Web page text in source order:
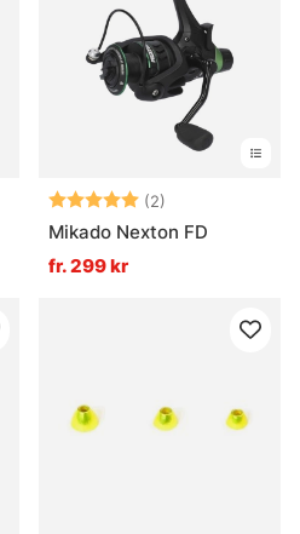
Betyg: (2)
Mikado Nexton FD
fr. 299 kr